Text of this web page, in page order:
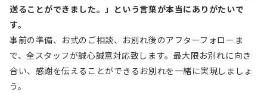
送ることができました。」という言葉が本当にありがたいで
す。
事前の準備、お式のご相談、お別れ後のアフターフォローま
で、全スタッフが誠心誠意対応致します。最大限お別れに向き
合い、感謝を伝えることができるお別れを一緒に実現しましょ
う。